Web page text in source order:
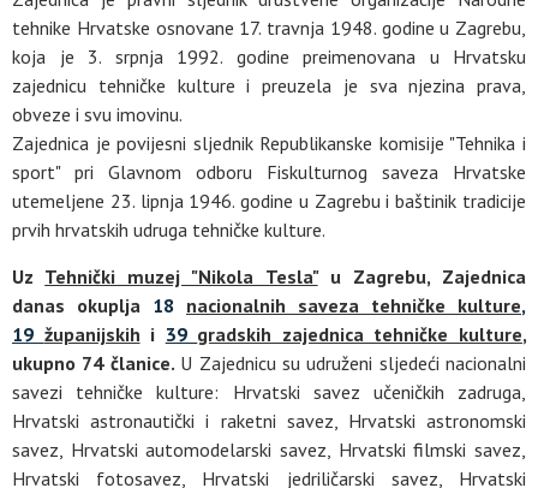
tehnike Hrvatske osnovane 17. travnja 1948. godine u Zagrebu,
koja je 3. srpnja 1992. godine preimenovana u Hrvatsku
zajednicu tehničke kulture i preuzela je sva njezina prava,
obveze i svu imovinu.
Zajednica je povijesni sljednik Republikanske komisije "Tehnika i
sport" pri Glavnom odboru Fiskulturnog saveza Hrvatske
utemeljene 23. lipnja 1946. godine u Zagrebu i baštinik tradicije
prvih hrvatskih udruga tehničke kulture.
Uz Tehnički muzej "Nikola Tesla"u Zagrebu, Zajednica
danas okuplja 18 nacionalnih saveza tehničke kulture,
19 županijskih i 39 gradskih zajednica tehničke kulture,
ukupno 74 članice. U Zajednicu su udruženi sljedeći nacionalni
savezi tehničke kulture: Hrvatski savez učeničkih zadruga,
Hrvatski astronautički i raketni savez, Hrvatski astronomski
savez, Hrvatski automodelarski savez, Hrvatski filmski savez,
Hrvatski fotosavez, Hrvatski jedriličarski savez, Hrvatski